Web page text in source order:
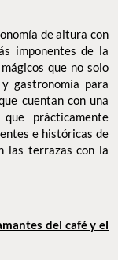
de altura con
imponentes de la
que no solo
gastronomía para
cuentan con una
prácticamente
e históricas de
las terrazas con la
del café y el